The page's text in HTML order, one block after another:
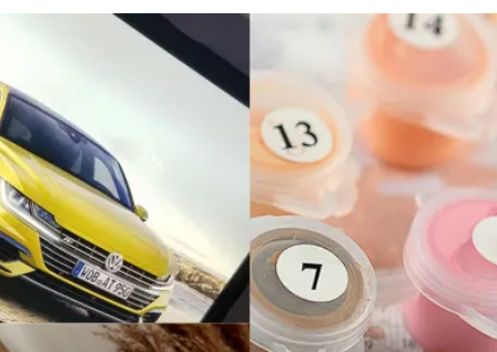
Bebek Giyim Dernekler ve Birlikler
çiçek İnternet
Tarım & Hayvancılık Endüstriyel Ürünler